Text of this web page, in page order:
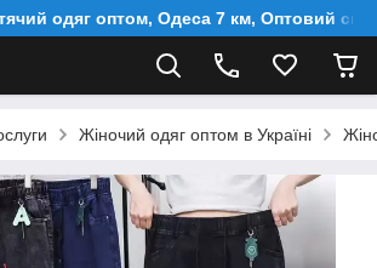
одяг оптом, Одеса 7 км, Оптовий
Жіночий одяг оптом в Україні